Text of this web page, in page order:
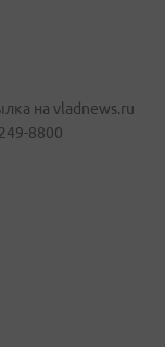
на vladnews.ru
8800